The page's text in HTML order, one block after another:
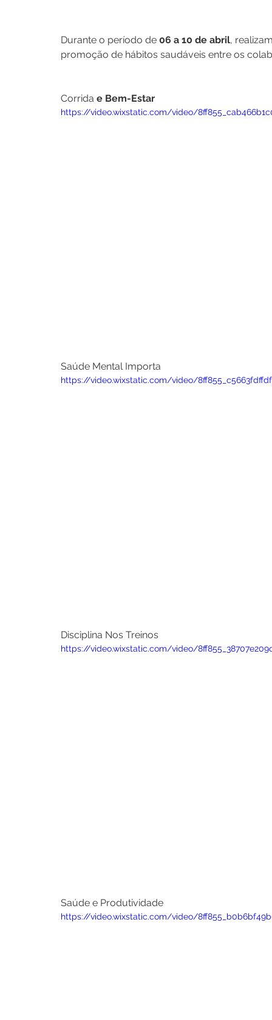
Durante o período de 06 a 10 de abril,
promoção de hábitos saudáveis entre os
Corrida e Bem-Estar
https://video.wixstatic.com/video/
Saúde Mental Importa
https://video.wixstatic.com/video/
Disciplina Nos Treinos
https://video.wixstatic.com/video/
Saúde e Produtividade
https://video.wixstatic.com/video/